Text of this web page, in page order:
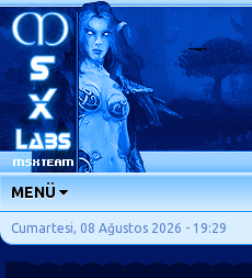
MENÜ
ANA SAYFA
FORUMLAR
Cumartesi, 08 Ağustos 2026 - 19:29